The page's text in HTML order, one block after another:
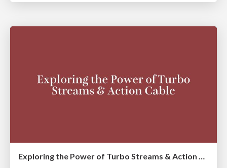
Exploring the Power of Turbo Streams & Action Cable | RailsConf2023